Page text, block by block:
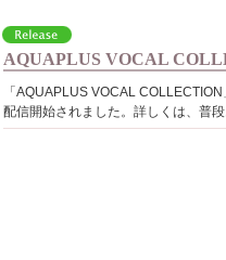
AQUAPLUS VOCAL
「AQUAPLUS VOCAL
配信開始されました。詳しくは、普